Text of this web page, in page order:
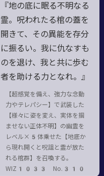
『地の底に眠る不明なる
霊。呪われたる棺の蓋を
開きて、その異能を存分
に振るい。我に仇なすも
のを退け、我と共に歩む
者を助ける力となれ。』
【超感覚を備え、強力な念動
力やテレパシー】で武装した
【様々に姿を変え、実体を掴
ませない正体不明】の幽霊を
レベル×5体乗せた【地底か
ら現れ開くと呪詛と霊が放た
れる棺群】を召喚する。
WIZ1033 No.310